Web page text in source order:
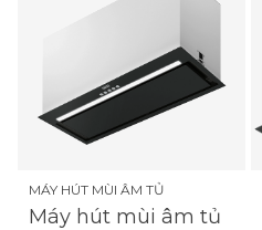
MÁY HÚT MÙI ÂM TỦ
Máy hút mùi âm tủ